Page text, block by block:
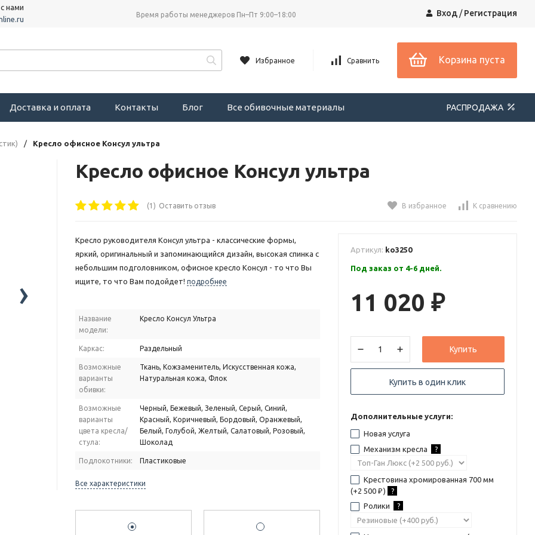
нами
Время работы менеджеров Пн–Пт 9:00–18:00 Вход/Регистрация
Избранное Сравнить Корзина пуста
Доставка и оплата Контакты Блог Все обивочные материалы РАСПРОДАЖА
/ Кресло офисное Консул ультра
›
Кресло офисное Консул ультра
(1) Оставить отзыв В избранное К сравнению
Кресло руководителя Консул ультра - классические формы,
яркий, оригинальный и запоминающийся дизайн, высокая спинка с
небольшим подголовником, офисное кресло Консул - то что Вы
ищите, то что Вам подойдет! подробнее
Название
модели:
Кресло Консул Ультра
Каркас: Раздельный
Возможные
варианты
обивки:
Ткань, Кожзаменитель, Искусственная кожа,
Натуральная кожа, Флок
Возможные
варианты
цвета кресла/
стула:
Черный, Бежевый, Зеленый, Серый, Синий,
Красный, Коричневый, Бордовый, Оранжевый,
Белый, Голубой, Желтый, Салатовый, Розовый,
Шоколад
Подлокотники: Пластиковые
Все характеристики
Артикул: ko3250
Под заказ от 4-6 дней.
11 020 ₽
Купить
Купить в один клик
Дополнительные услуги:
Новая услуга
Механизм кресла
?
Крестовина хромированная 700 мм
(+2 500 ₽ ) ?
Ролики ?